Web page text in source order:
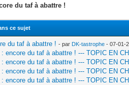
du taf à abattre !
ce sujet
du taf à abattre ! - par DK-tastrophe - 07-01-
: encore du taf à abattre ! --- TOPIC EN
: encore du taf à abattre ! --- TOPIC EN
: encore du taf à abattre ! --- TOPIC EN
: encore du taf à abattre ! --- TOPIC EN